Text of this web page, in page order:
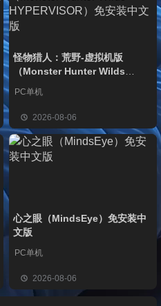
怪物猎人：荒野-虚拟机版
（Monster Hunter Wilds
PC单机
2026-08-06
心之眼（MindsEye）免安装中
文版
PC单机
2026-08-06